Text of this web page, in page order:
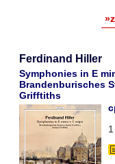
Ferdinand Hiller
Symphonies in E
Brandenburisches
Grifftiths